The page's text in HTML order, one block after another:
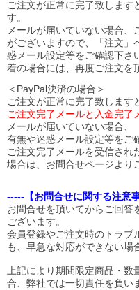
ご注文が正常に完了致します
す。
メールが届いていない場合
がございますので、「注文」
惑メール設定等をご確認下さ
着の場合には、再度ご注文を
＜PayPal決済の場合＞
ご注文が正常に完了致します
ご注文完了メールと入金完了
メールが届いていない場合
有無や迷惑メール設定等をご
ご注文完了メールを受信され
場合は、お問合せページより
-----【お問合せに関する注意
お問合せを頂いてからご回答
ございます。
会員登録やご注文時のトラブ
も、早急な対応ができない場
上記により期間限定商品・
合、弊社では一切責任を負い